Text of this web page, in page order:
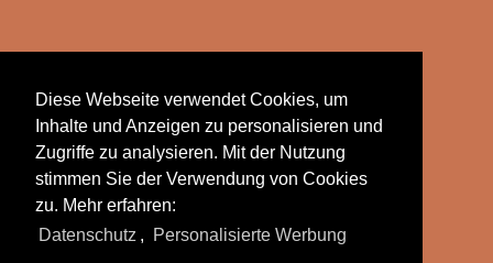
Diese Webseite verwendet Cookies, um
Inhalte und Anzeigen zu personalisieren und
Zugriffe zu analysieren. Mit der Nutzung
stimmen Sie der Verwendung von Cookies
zu. Mehr erfahren:
Datenschutz , Personalisierte Werbung